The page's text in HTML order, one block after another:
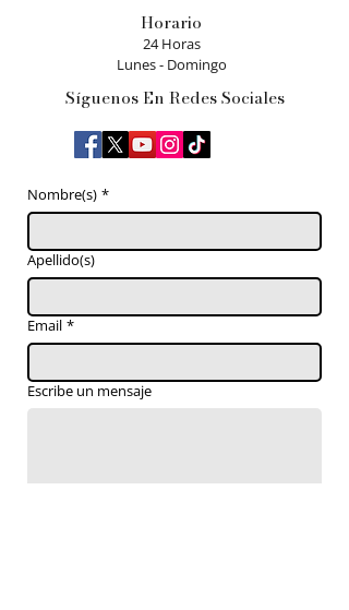
Horario
24 Horas
Lunes - Domingo
Síguenos En Redes Sociales
Nombre(s) *
Apellido(s)
Email *
Escribe un mensaje